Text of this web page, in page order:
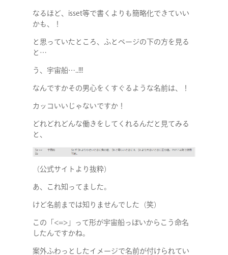
なるほど、isset等で書くよりも簡略化できていい
かも、！
と思っていたところ、ふとページの下の方を見る
と…
う、宇宙船…..!!!
なんですかその男心をくすぐるような名前は、！
カッコいいじゃないですか！
どれどれどんな働きをしてくれるんだと見てみる
と、
（公式サイトより抜粋）
あ、これ知ってました。
けど名前までは知りませんでした（笑）
この「<=>」って形が宇宙船っぽいからこう命名
したんですかね。
案外ふわっとしたイメージで名前が付けられてい